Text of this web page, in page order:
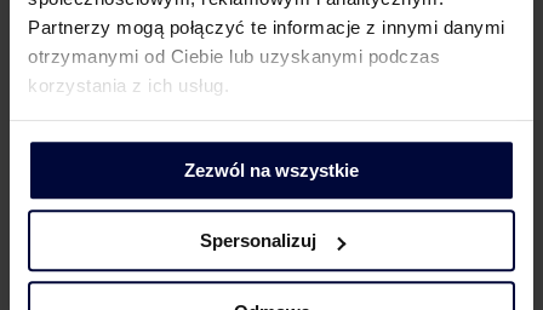
Partnerzy mogą połączyć te informacje z innymi danymi
otrzymanymi od Ciebie lub uzyskanymi podczas
korzystania z ich usług.
Zezwól na wszystkie
Spersonalizuj
zwolnieniu. W jego ocenie istnieje już jednolite
orzecznictwo co do tego, że usług kulturalnych
nie należy utożsamiać wyłącznie z kulturą wysoką,
dziedzictwem narodowym, ale w zakres pojęcia
„kultura” zaliczyć można także „kulturę masową”.
NSA wskazał również, że erotyka jest obecna także
w kulturze masowej, wskazując przykłady
malowideł z Kaplicy Sykstyńskiej. NSA zgodził się
w Gliwicach, że za usługę kulturalną nie można